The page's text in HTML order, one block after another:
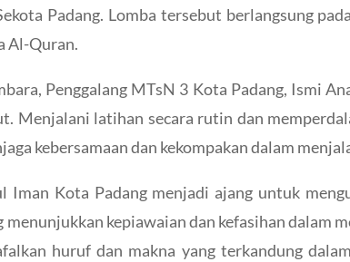
Padang. Lomba tersebut berlangsung
Al-Quran.
Penggalang MTsN 3 Kota Padang, Ismi
Menjalani latihan secara rutin dan
kebersamaan dan kekompakan dalam
Kota Padang menjadi ajang untuk
kepiawaian dan kefasihan dalam
huruf dan makna yang terkandung